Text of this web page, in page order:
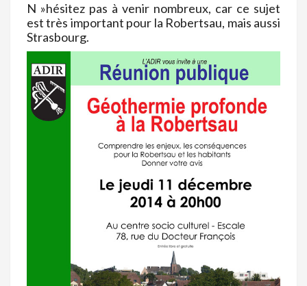
N »hésitez pas à venir nombreux, car ce sujet
est très important pour la Robertsau, mais aussi
Strasbourg.